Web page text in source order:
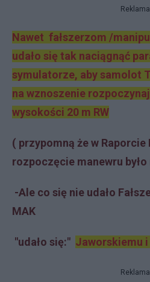
Reklama
Nawet fałszerzom /
udało się tak naciągnąć
symulatorze, aby samolot
na wznoszenie
wysokości 20 m RW
( przypomną że w Raporcie
rozpoczęcie manewru było
-Ale co się nie udało
MAK
"udało się:" Jaworskiemu
Reklama